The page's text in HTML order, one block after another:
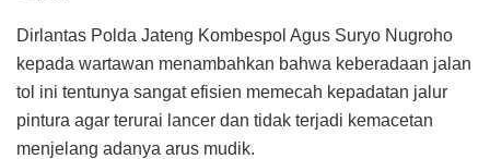
Dirlantas Polda Jateng Kombespol Agus Suryo Nugroho
kepada wartawan menambahkan bahwa keberadaan jalan
tol ini tentunya sangat efisien memecah kepadatan jalur
pintura agar terurai lancer dan tidak terjadi kemacetan
menjelang adanya arus mudik.